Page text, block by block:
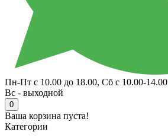
Пн-Пт с 10.00 до 18.00, Сб с 10.00-14.00
Вс - выходной
0
Ваша корзина пуста!
Категории